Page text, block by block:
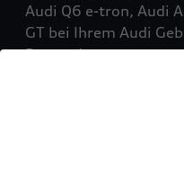
Audi Q6 e-tron, Audi
GT bei Ihrem Audi
Partner!